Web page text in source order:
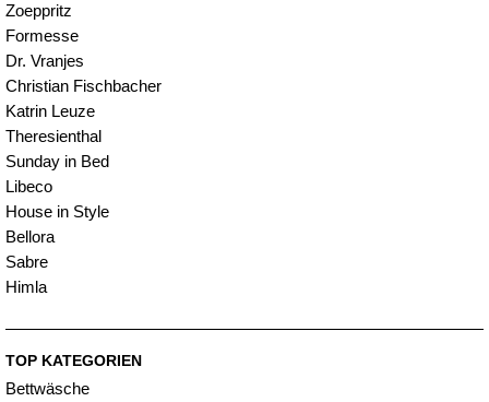
Zoeppritz
Formesse
Dr. Vranjes
Christian Fischbacher
Katrin Leuze
Theresienthal
Sunday in Bed
Libeco
House in Style
Bellora
Sabre
Himla
TOP KATEGORIEN
Bettwäsche